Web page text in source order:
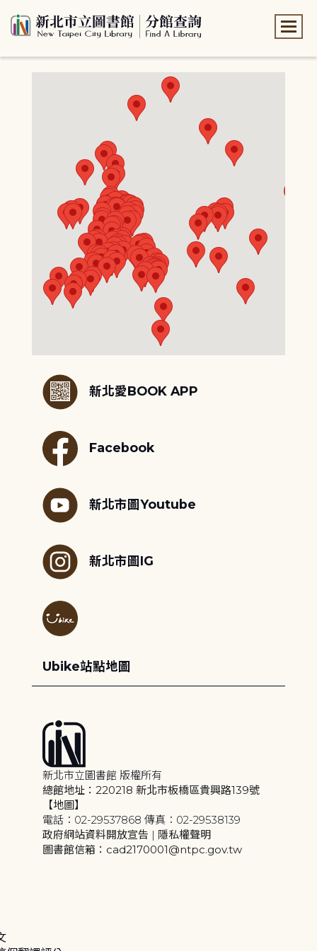
新北愛BOOK APP
Facebook
新北市圖Youtube
新北市圖IG
Ubike站點地圖
新北市立圖書館 版權所有
總館地址：220218 新北市板橋區貴興路139號
【地圖】
電話：02-29537868 傳真：02-29538139
政府網站資料開放宣告 | 隱私權聲明
圖書館信箱：cad2170001@ntpc.gov.tw